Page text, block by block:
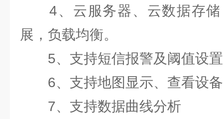
4、云服务器、云数据存储
展，负载均衡。
5、支持短信报警及阈值设置
6、支持地图显示、查看设备
7、支持数据曲线分析